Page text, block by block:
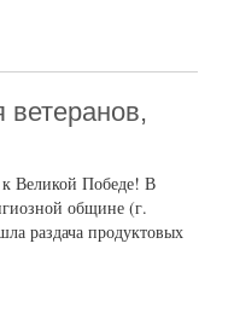
Великой Победе! В
общине (г.
раздача продуктовых